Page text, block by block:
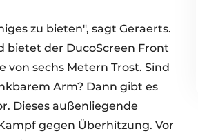
zu bieten", sagt Geraerts.
bietet der DucoScreen Front
sechs Metern Trost. Sind
Arm? Dann gibt es
Dieses außenliegende
gegen Überhitzung. Vor